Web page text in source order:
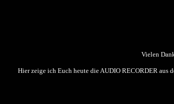
Vielen
Hier zeige ich Euch heute die AUDIO RECORDER aus